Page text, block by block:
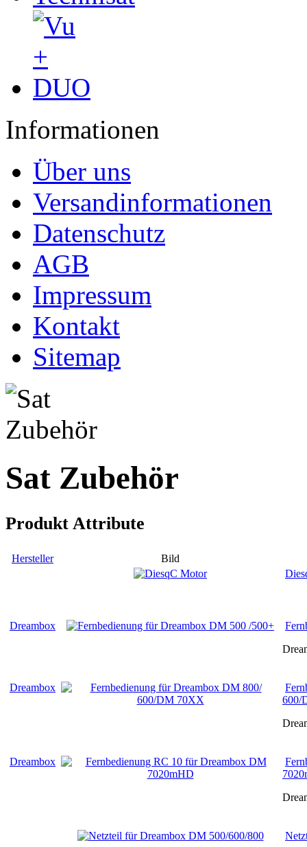
Informationen
Über uns
Versandinformationen
Datenschutz
AGB
Impressum
Kontakt
Sitemap
Sat Zubehör
Produkt Attribute
Hersteller
Bild
Dreambox
Dreambox
600/
Dreambox